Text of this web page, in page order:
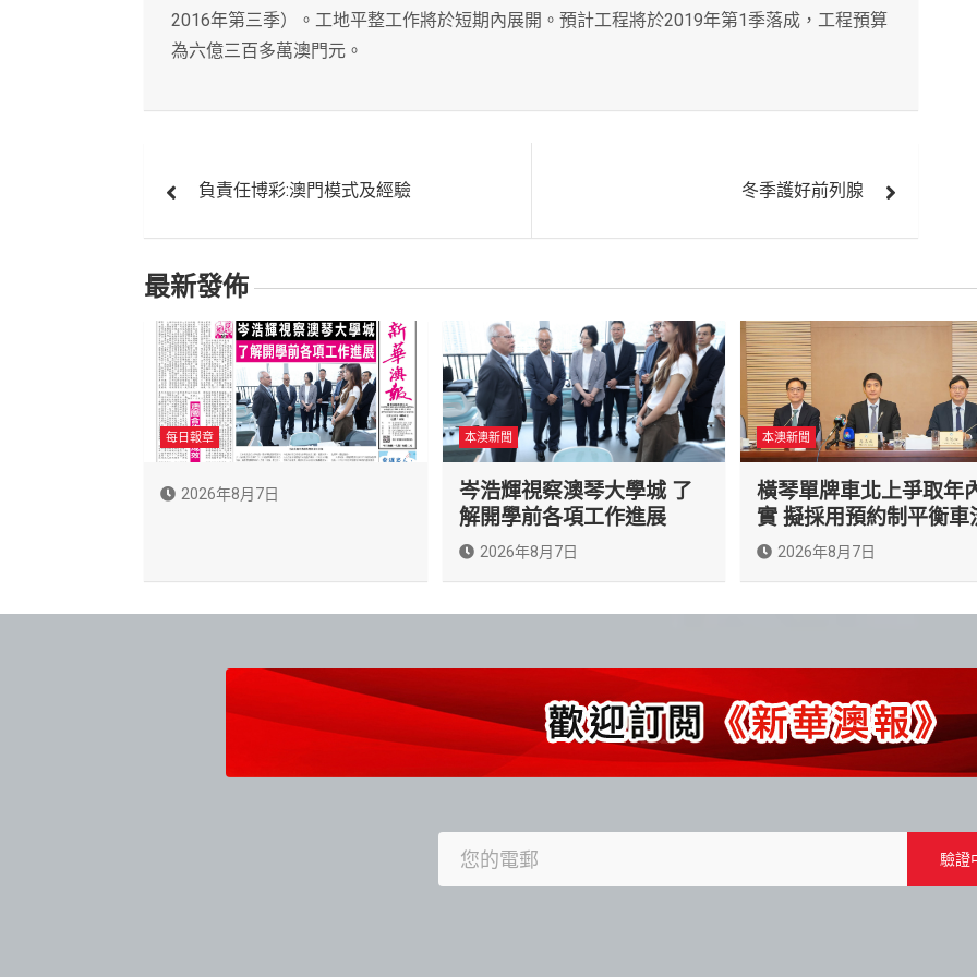
2016年第三季）。工地平整工作將於短期內展開。預計工程將於2019年第1季落成，工程預算
為六億三百多萬澳門元。
章
覽
負責任博彩:澳門模式及經驗 冬季護好前列腺
最新發佈
每日報章
2026年8月7日
本澳新聞
岑浩輝視察澳琴大學城 了
解開學前各項工作進展
2026年8月7日
本澳新聞
橫琴單牌車北上爭取年
實 擬採用預約制平衡車
2026年8月7日